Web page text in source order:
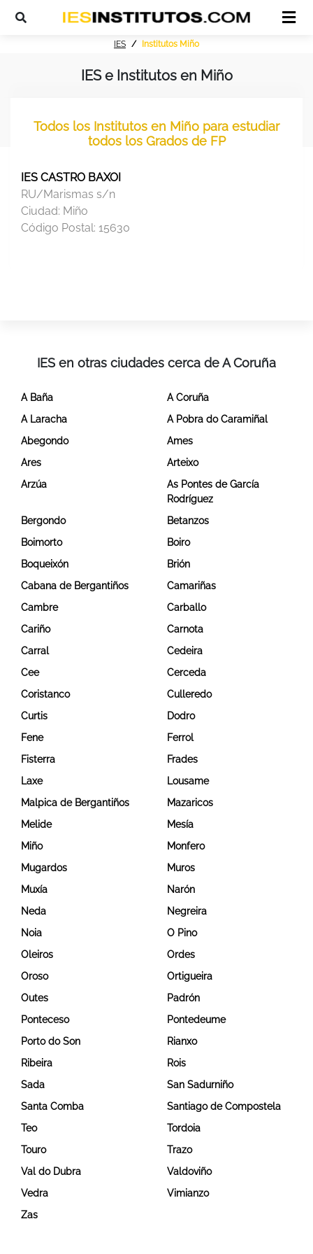
IES Institutos Miño
IES e Institutos en Miño
Todos los Institutos en Miño para estudiar
todos los Grados de FP
IES CASTRO BAXOI
RU/Marismas s/n
Ciudad: Miño
Código Postal: 15630
IES en otras ciudades cerca de A Coruña
A Baña
A Coruña
A Laracha
A Pobra do Caramiñal
Abegondo
Ames
Ares
Arteixo
Arzúa
As Pontes de García
Rodríguez
Bergondo
Betanzos
Boimorto
Boiro
Boqueixón
Brión
Cabana de Bergantiños
Camariñas
Cambre
Carballo
Cariño
Carnota
Carral
Cedeira
Cee
Cerceda
Coristanco
Culleredo
Curtis
Dodro
Fene
Ferrol
Fisterra
Frades
Laxe
Lousame
Malpica de Bergantiños
Mazaricos
Melide
Mesía
Miño
Monfero
Mugardos
Muros
Muxía
Narón
Neda
Negreira
Noia
O Pino
Oleiros
Ordes
Oroso
Ortigueira
Outes
Padrón
Ponteceso
Pontedeume
Porto do Son
Rianxo
Ribeira
Rois
Sada
San Sadurniño
Santa Comba
Santiago de Compostela
Teo
Tordoia
Touro
Trazo
Val do Dubra
Valdoviño
Vedra
Vimianzo
Zas